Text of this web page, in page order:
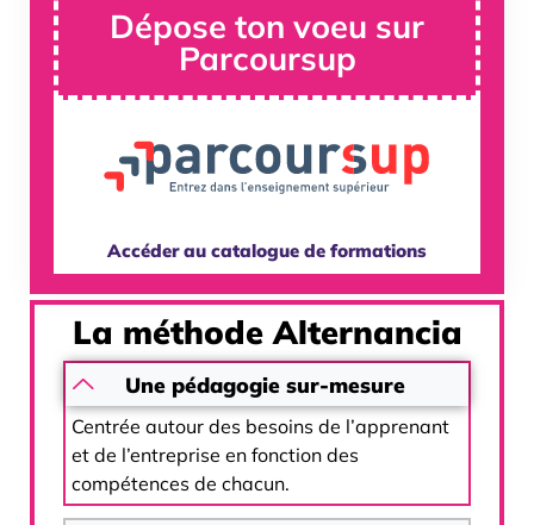
Dépose ton voeu sur
Parcoursup
Accéder au catalogue de formations
La méthode Alternancia
Une pédagogie sur-mesure
Centrée autour des besoins de l’apprenant
et de l’entreprise en fonction des
compétences de chacun.